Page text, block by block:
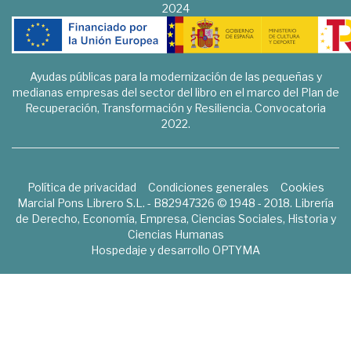
2024
Ayudas públicas para la modernización de las pequeñas y
medianas empresas del sector del libro en el marco del Plan de
Recuperación, Transformación y Resiliencia. Convocatoria
2022.
Política de privacidad Condiciones generales
Cookies
Marcial Pons Librero S.L. - B82947326 © 1948 - 2018. Librería
de Derecho, Economía, Empresa, Ciencias Sociales, Historia y
Ciencias Humanas
Hospedaje y desarrollo OPTYMA